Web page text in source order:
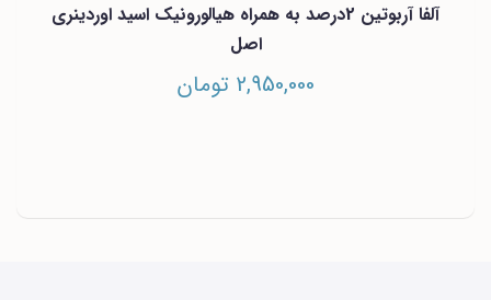
آلفا آربوتین 2درصد به همراه هیالورونیک اسید اوردینری
اصل
2,950,000 تومان